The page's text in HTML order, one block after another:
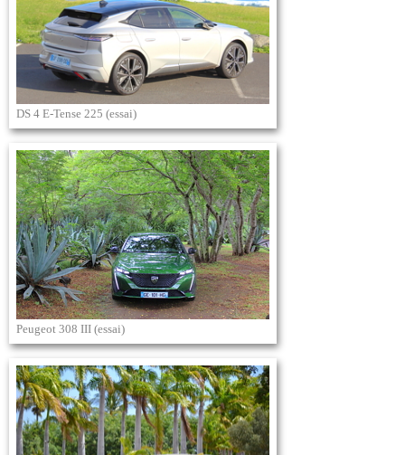
DS 4 E-Tense 225 (essai)
Peugeot 308 III (essai)